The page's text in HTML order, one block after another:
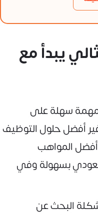
يبدأ مع
مهمة سهلة على
أفضل حلول التوظيف
المواهب
بسهولة وفي
البحث عن